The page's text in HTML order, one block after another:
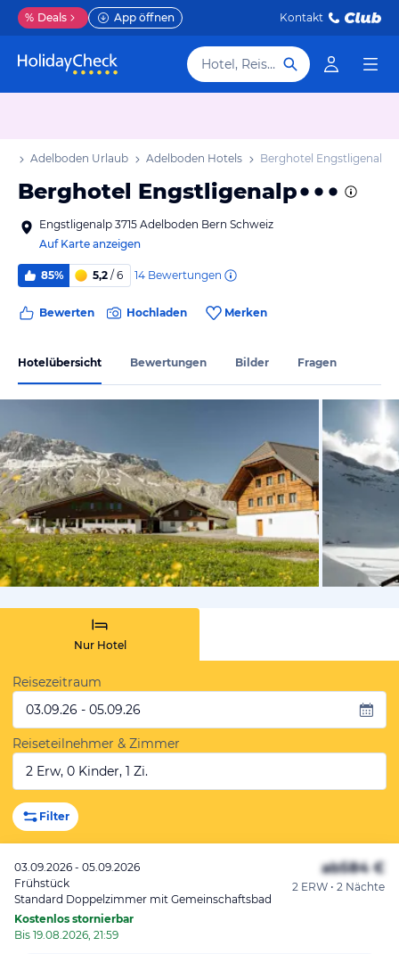
% Deals App öffnen Kontakt
Hotel, Reiseziel
Adelboden Urlaub Adelboden Hotels Berghotel Engstligenalp
Berghotel Engstligenalp
Engstligenalp 3715 Adelboden Bern Schweiz
Auf Karte anzeigen
85% 5,2 / 6 14 Bewertungen
Bewerten Hochladen Merken
Hotelübersicht Bewertungen Bilder Fragen
von
Nur Hotel
Reisezeitraum
03.09.26 - 05.09.26
Reiseteilnehmer & Zimmer
2 Erw, 0 Kinder, 1 Zi.
Filter
03.09.2026 - 05.09.2026
Frühstück
Standard Doppelzimmer mit Gemeinschaftsbad
Kostenlos stornierbar
Bis 19.08.2026, 21:59
ab584 €
2 ERW • 2 Nächte